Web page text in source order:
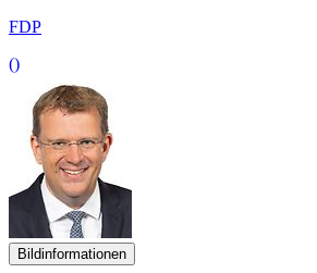
FDP
()
Bildinformationen